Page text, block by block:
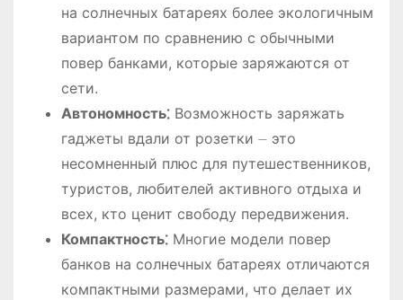
на солнечных батареях более экологичным
вариантом по сравнению с обычными
повер банками, которые заряжаются от
сети.
Автономность⁚Возможность заряжать
гаджеты вдали от розетки ⏤ это
несомненный плюс для путешественников,
туристов, любителей активного отдыха и
всех, кто ценит свободу передвижения.
Компактность⁚Многие модели повер
банков на солнечных батареях отличаются
компактными размерами, что делает их